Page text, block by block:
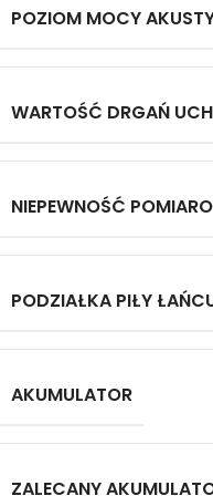
POZIOM MOCY
WARTOŚĆ DRGAŃ
NIEPEWNOŚĆ
PODZIAŁKA PIŁY
AKUMULATOR
ZALECANY